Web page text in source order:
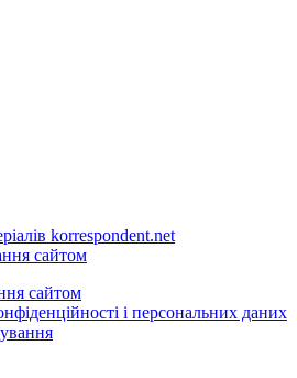
korrespondent.net
сайтом
сайтом
і персональних даних